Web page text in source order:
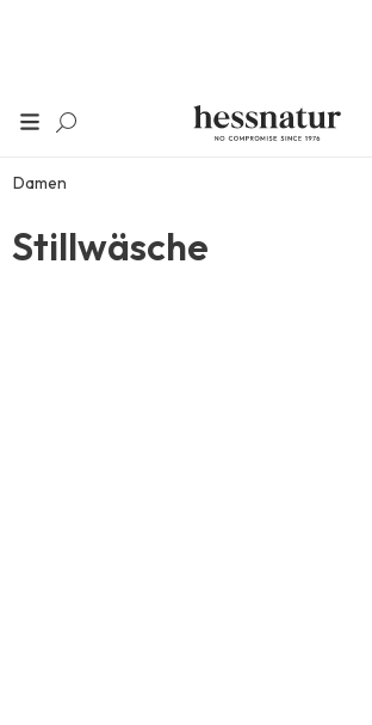
Damen
Stillwäsche